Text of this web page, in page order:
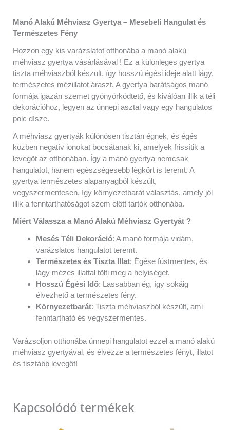
Manó Alakú Méhviasz Gyertya – Mesebeli Hangulat és
Természetes Fény
Hozzon egy kis varázslatot otthonába a manó alakú
méhviasz gyertya vásárlásával ! Ez a különleges gyertya
tiszta méhviaszból készült, így hosszú égési ideje alatt lágy,
természetes mézillatot áraszt. A gyertya barátságos manó
formája igazán szemet gyönyörködtető, és kiválóan illik a téli
dekorációhoz, legyen az ünnepi asztal vagy egy hangulatos
polc dísze.
A méhviasz gyertyák különösen tisztán égnek, és égés
közben negatív ionokat bocsátanak ki, amelyek frissítik a
levegőt az otthonában. Így a manó gyertya nemcsak
hangulatot, hanem egészségesebb légkört is teremt. A
gyertya természetes alapanyagból készült,
vegyszermentesen, így környezetbarát választás, amely jól
illik a fenntarthatóságot szem előtt tartók otthonába.
Miért Válassza a Manó Alakú Méhviasz Gyertyát ?
Mesés Téli Dekoráció: A manó formája vidám,
varázslatos hangulatot teremt.
Természetes és Tiszta Illat: Égése füstmentes, és
lágy mézes illattal tölti meg a helyiséget.
Hosszú Égési Idő: Lassabban ég, így sokáig
élvezhető a természetes fény.
Környezetbarát: Tiszta méhviaszból készült, ami
fenntartható és vegyszermentes.
Varázsoljon otthonába ünnepi hangulatot ezzel a manó alakú
méhviasz gyertyával, és élvezze a természetes fényt, illatot
és tisztább levegőt!
Kapcsolódó termékek